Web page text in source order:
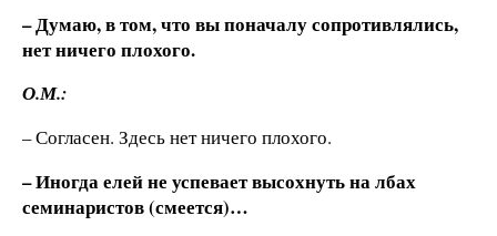
– Думаю, в том, что вы поначалу сопротивлялись,
нет ничего плохого.
О.М.:
– Согласен. Здесь нет ничего плохого.
– Иногда елей не успевает высохнуть на лбах
семинаристов (смеется)…